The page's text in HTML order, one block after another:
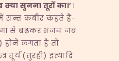
क्यासुननातूरोंका।’।
कबीर कहते हैं-
से बढ़कर भजन जब
लगता है तो
तूर्य (तुरही) इत्यादि